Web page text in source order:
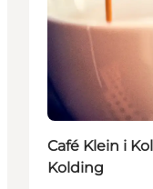
Café Klein i
Kolding